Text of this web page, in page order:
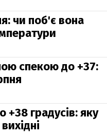
чи поб'є вона
спекою до +37:
+38 градусів: яку